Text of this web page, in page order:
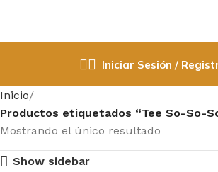
Iniciar Sesión /
Inicio
Productos etiquetados “Tee So-So-
Mostrando el único resultado
Show sidebar